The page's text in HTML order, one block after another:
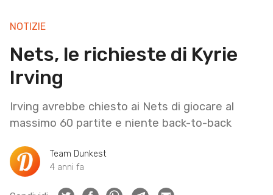
NOTIZIE
Nets, le richieste di Kyrie
Irving
Irving avrebbe chiesto ai Nets di giocare al
massimo 60 partite e niente back-to-back
Team Dunkest
4 anni fa